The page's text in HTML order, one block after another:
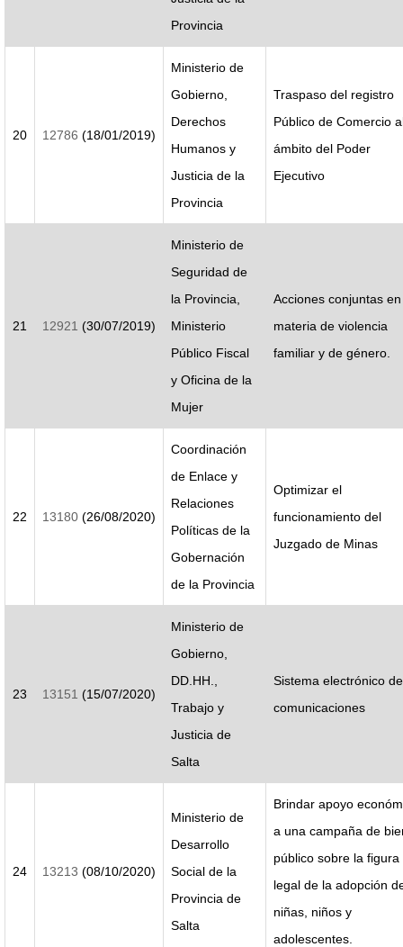
Provincia
20 12786 (18/01/2019)
Ministerio de
Gobierno,
Derechos
Humanos y
Justicia de la
Provincia
Traspaso del registro
Público de Comercio
ámbito del Poder
Ejecutivo
21 12921 (30/07/2019)
Ministerio de
Seguridad de
la Provincia,
Ministerio
Público Fiscal
y Oficina de la
Mujer
Acciones conjuntas en
materia de violencia
familiar y de género.
22 13180(26/08/2020)
Coordinación
de Enlace y
Relaciones
Políticas de la
Gobernación
de la Provincia
Optimizar el
funcionamiento del
Juzgado de Minas
23 13151 (15/07/2020)
Ministerio de
Gobierno,
DD.HH.,
Trabajo y
Justicia de
Salta
Sistema electrónico de
comunicaciones
24 13213 (08/10/2020)
Ministerio de
Desarrollo
Social de la
Provincia de
Salta
Brindar apoyo
a una campaña de
público sobre la figura
legal de la adopción
niñas, niños y
adolescentes.